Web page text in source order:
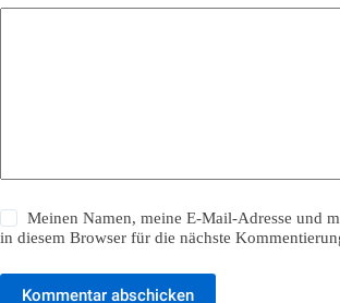
Meinen Namen, meine E-Mail-Adresse und
in diesem Browser für die nächste
Kommentar abschicken